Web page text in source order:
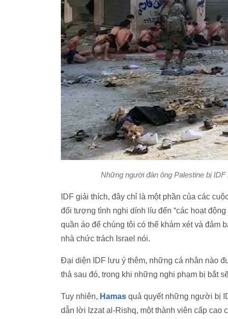
Những người đàn ông Palestine bị
IDF giải thích, đây chỉ là một phần của các
đối tượng tình nghi dính líu đến “các hoạt
quần áo để chúng tôi có thể khám xét và đảm
nhà chức trách Israel nói.
Đại diện IDF lưu ý thêm, những cá nhân nào
thả sau đó, trong khi những nghi phạm bị bắt
Tuy nhiên, Hamas quả quyết những người bị
dẫn lời Izzat al-Rishq, một thành viên cấp cao